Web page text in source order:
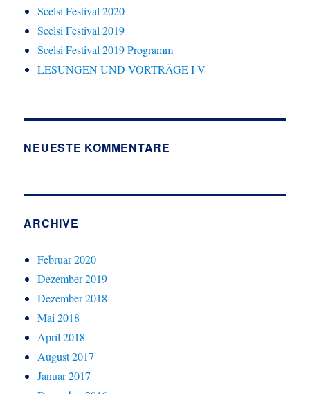
Scelsi Festival 2020
Scelsi Festival 2019
Scelsi Festival 2019 Programm
LESUNGEN UND VORTRÄGE I-V
NEUESTE KOMMENTARE
ARCHIVE
Februar 2020
Dezember 2019
Dezember 2018
Mai 2018
April 2018
August 2017
Januar 2017